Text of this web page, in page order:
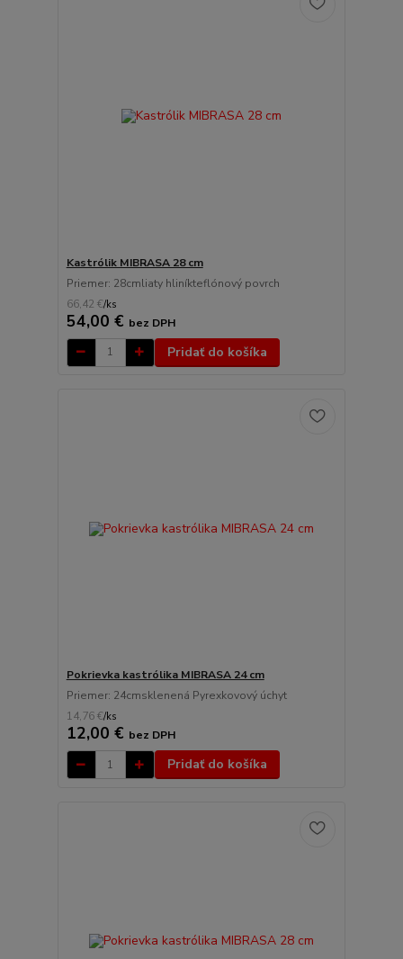
Kastrólik MIBRASA 28 cm
Priemer: 28cmliaty hliníkteflónový povrch
66,42 €/ks
54,00 € bez DPH
Pridať do košíka
Pokrievka kastrólika MIBRASA 24 cm
Priemer: 24cmsklenená Pyrexkovový úchyt
14,76 €/ks
12,00 € bez DPH
Pridať do košíka